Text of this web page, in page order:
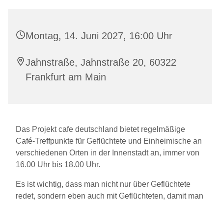
Montag, 14. Juni 2027, 16:00 Uhr
Jahnstraße, Jahnstraße 20, 60322
Frankfurt am Main
Das Projekt cafe deutschland bietet regelmäßige
Café-Treffpunkte für Geflüchtete und Einheimische an
verschiedenen Orten in der Innenstadt an, immer von
16.00 Uhr bis 18.00 Uhr.
Es ist wichtig, dass man nicht nur über Geflüchtete
redet, sondern eben auch mit Geflüchteten, damit man